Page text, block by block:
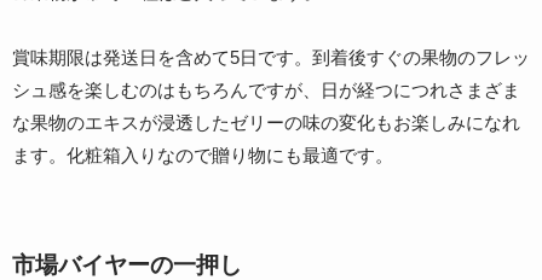
賞味期限は発送日を含めて5日です。到着後すぐの果物のフレッ
シュ感を楽しむのはもちろんですが、日が経つにつれさまざま
な果物のエキスが浸透したゼリーの味の変化もお楽しみになれ
ます。化粧箱入りなので贈り物にも最適です。
市場バイヤーの一押し